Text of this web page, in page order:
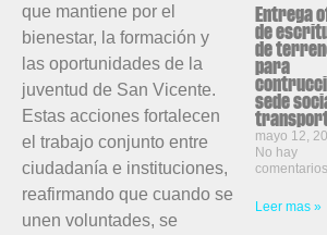
que mantiene por el
bienestar, la formación y
las oportunidades de la
juventud de San Vicente.
Estas acciones fortalecen
el trabajo conjunto entre
ciudadanía e instituciones,
reafirmando que cuando se
unen voluntades, se
Entrega
de
de
para
sede
mayo 12,
No hay
comentarios
Leer mas »